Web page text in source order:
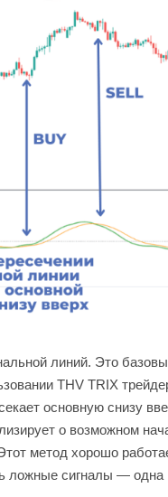
линий. Это
THV TRIX
основную снизу
о возможном
метод хорошо
ложные сигналы —